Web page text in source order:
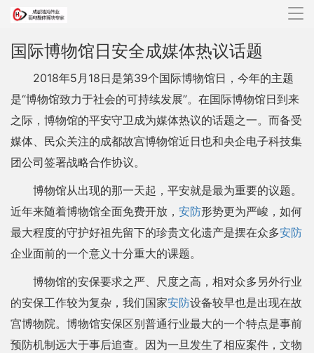
导
国际博物馆日安全成媒体热议话题
2018年5月18日是第39个国际博物馆日，今年的主题
是“博物馆致力于社会的可持续发展”。在国际博物馆日到来
之际，博物馆的平安守卫成为媒体热议的话题之一。而备受
媒体、民众关注的成都故宫博物馆近日也和央企电子科技集
团公司签署战略合作协议。
博物馆从出现的那一天起，平安就是最为重要的议题。
近年来随着博物馆全面免费开放， 安防形势更为严峻，如何
最大程度的守护好祖先留下的珍贵文化遗产是摆在众多安防
企业面前的一个意义十分重大的课题。
博物馆的安保要求之严、尺度之高，相对众多另外行业
的安保工作较为复杂，我们国家安防设备较早也是出现在故
宫博物院。博物馆安保区别普通行业最大的一个特点是事前
预防机制远大于事后追查。因为一旦发生了相应案件，文物